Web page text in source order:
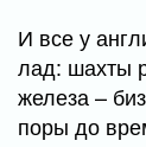
И все у
лад: шахты
железа –
поры до